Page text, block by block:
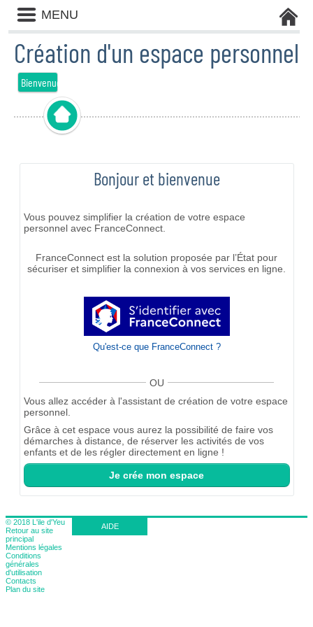
Liste
des
avertissements
MENU
Création d'un espace personnel
Bienvenue
Bonjour et bienvenue
Vous pouvez simplifier la création de votre espace
personnel avec FranceConnect.
FranceConnect est la solution proposée par l’État pour
sécuriser et simplifier la connexion à vos services en ligne.
Qu'est-ce que FranceConnect ?
OU
Vous allez accéder à l'assistant de création de votre espace
personnel.
Grâce à cet espace vous aurez la possibilité de faire vos
démarches à distance, de réserver les activités de vos
enfants et de les régler directement en ligne !
Je crée mon espace
© 2018 L'ile d'Yeu
Retour au site
principal
Mentions légales
Conditions
générales
d'utilisation
Contacts
Plan du site
AIDE